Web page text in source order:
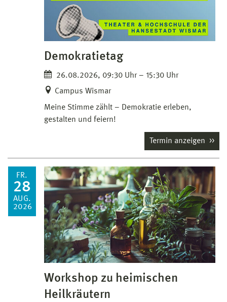
Demokratietag
26.08.2026, 09:30 Uhr – 15:30 Uhr
Campus Wismar
Meine Stimme zählt – Demokratie erleben,
gestalten und feiern!
Termin anzeigen
FR.
28
AUG.
2026
Workshop zu heimischen
Heilkräutern